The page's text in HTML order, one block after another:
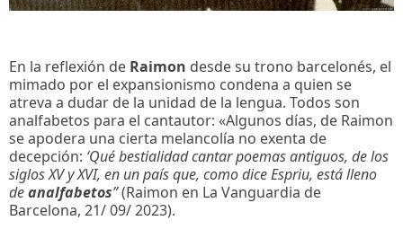
En la reflexión de Raimon desde su trono barcelonés, el
mimado por el expansionismo condena a quien se
atreva a dudar de la unidad de la lengua. Todos son
analfabetos para el cantautor: «Algunos días, de Raimon
se apodera una cierta melancolía no exenta de
decepción: ‘Qué bestialidad cantar poemas antiguos, de los
siglos XV y XVI, en un país que, como dice Espriu, está lleno
deanalfabetos”(Raimon en La Vanguardia de
Barcelona, 21/ 09/ 2023).